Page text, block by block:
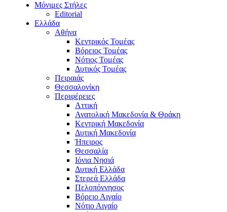
Μόνιμες Στήλες
Editorial
Ελλάδα
Αθήνα
Κεντρικός Τομέας
Βόρειος Τομέας
Νότιος Τομέας
Δυτικός Τομέας
Πειραιάς
Θεσσαλονίκη
Περιφέρειες
Αττική
Ανατολική Μακεδονία & Θράκη
Κεντρική Μακεδονία
Δυτική Μακεδονία
Ήπειρος
Θεσσαλία
Ιόνια Νησιά
Δυτική Ελλάδα
Στερεά Ελλάδα
Πελοπόννησος
Βόρειο Αιγαίο
Νότιο Αιγαίο